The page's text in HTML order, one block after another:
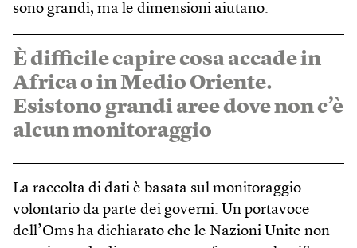
sono grandi, ma le dimensioni aiutano.
È difficile capire cosa accade in
Africa o in Medio Oriente.
Esistono grandi aree dove non c’è
alcun monitoraggio
La raccolta di dati è basata sul monitoraggio
volontario da parte dei governi. Un portavoce
dell’Oms ha dichiarato che le Nazioni Unite non